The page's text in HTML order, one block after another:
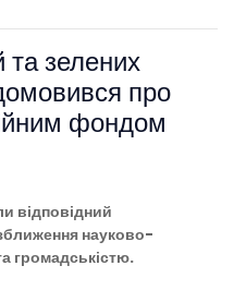
та зелених
про
фондом
відповідний
науково-
громадськістю.